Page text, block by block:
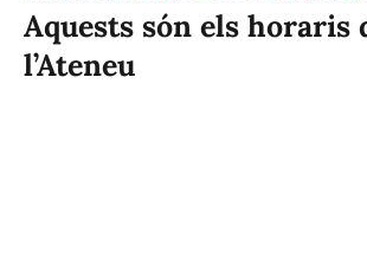
Aquests són els horaris
l’Ateneu